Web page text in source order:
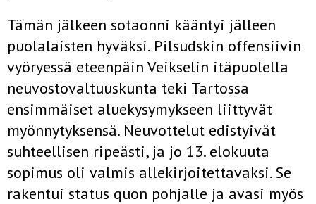
Tämän jälkeen sotaonni kääntyi jälleen
puolalaisten hyväksi. Pilsudskin offensiivin
vyöryessä eteenpäin Veikselin itäpuolella
neuvostovaltuuskunta teki Tartossa
ensimmäiset aluekysymykseen liittyvät
myönnytyksensä. Neuvottelut edistyivät
suhteellisen ripeästi, ja jo 13. elokuuta
sopimus oli valmis allekirjoitettavaksi. Se
rakentui status quon pohjalle ja avasi myös